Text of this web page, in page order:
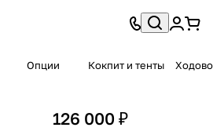
Опции Кокпит и тенты
126 000 ₽